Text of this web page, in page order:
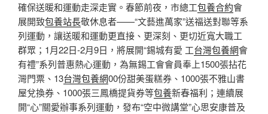
確保送暖和運動走深走實。春節前夜，市總工包養合約會
展開致包養站長敬休息者——“文藝進萬家”送福送對聯等系
列運動，讓送暖和運動更直接、更深刻、更切近寬大職工
群眾；1月22日-2月9日，將展開“錫城有愛 工台灣包養網會
有禮”系列普惠熱心運動，為無錫工會會員奉上1500張拈花
灣門票、13台灣包養網00份甜美蛋糕券、1000張不雅山書
屋兌換券、1000張三鳳橋提貨券等包養新春福利；連續展
開“心”關愛辦事系列運動，發布“空中微講堂”心思安康普及